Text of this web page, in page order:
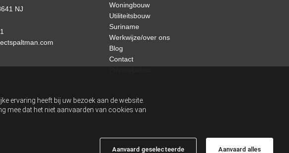
ervaring heeft bij uw bezoek aan de website.
mee dat het niet aanvaarden van cookies van
Aanvaard geselecteerde Aanvaard alles
NJ
Woningbouw
Utiliteitsbouw
Suriname
Werkwijze/over ons
Blog
Contact